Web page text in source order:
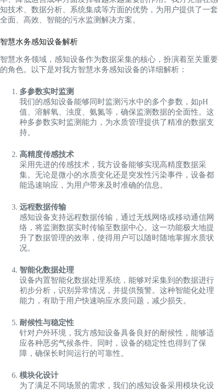
知技术、数据分析、系统集成等方面的优势，为用户提供了一套
全面、高效、智能的污水监测解决方案。
智慧水务感知设备解析
智慧水务领域，感知设备作为数据采集的核心，扮演着至关重要
的角色。以下是对我方智慧水务感知设备的详细解析：
多参数实时监测
我们的感知设备能够同时监测污水中的多个参数，如pH
值、溶解氧、浊度、氨氮等，确保监测数据的全面性。这
种多参数实时监测能力，为水质管理提供了精准的数据支
持。
高精度传感技术
采用先进的传感技术，我方设备能够实现高精度数据采
集。无论是微小的水质变化还是突发性污染事件，设备都
能迅速响应，为用户带来及时准确的信息。
远程数据传输
感知设备支持远程数据传输，通过无线网络或移动通信网
络，将监测数据实时传输至数据中心。这一功能极大地提
升了数据管理的效率，使得用户可以随时随地掌握水质状
况。
智能化数据处理
设备内置智能化数据处理系统，能够对采集到的数据进行
初步分析，识别异常情况，并提供预警。这种智能化处理
能力，有助于用户快速响应水质问题，减少损失。
耐候性与稳定性
针对户外环境，我方感知设备具备良好的耐候性，能够适
应各种恶劣气候条件。同时，设备的稳定性也得到了保
障，确保长时间运行的可靠性。
模块化设计
为了满足不同场景的需求，我们的感知设备采用模块化设